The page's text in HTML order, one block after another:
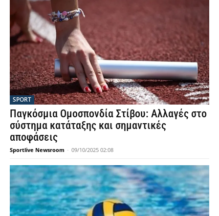
SPORT
Παγκόσμια Ομοσπονδία Στίβου: Αλλαγές στο
σύστημα κατάταξης και σημαντικές
αποφάσεις
Sportlive Newsroom - 09/10/2025 02:08